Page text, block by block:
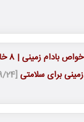
زمینی برای سلامتی [1399/09/24 22:05:39]